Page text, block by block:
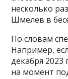
несколько
Шмелев в
По словам
Например,
декабря 2023
на момент